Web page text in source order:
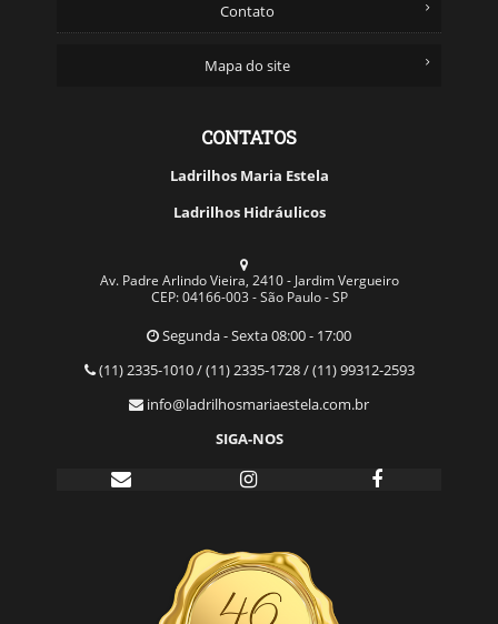
Contato
Mapa do site
CONTATOS
Ladrilhos Maria Estela
Ladrilhos Hidráulicos
Av. Padre Arlindo Vieira, 2410 - Jardim Vergueiro
CEP: 04166-003 - São Paulo - SP
Segunda - Sexta 08:00 - 17:00
(11) 2335-1010 / (11) 2335-1728 / (11) 99312-2593
info@ladrilhosmariaestela.com.br
SIGA-NOS